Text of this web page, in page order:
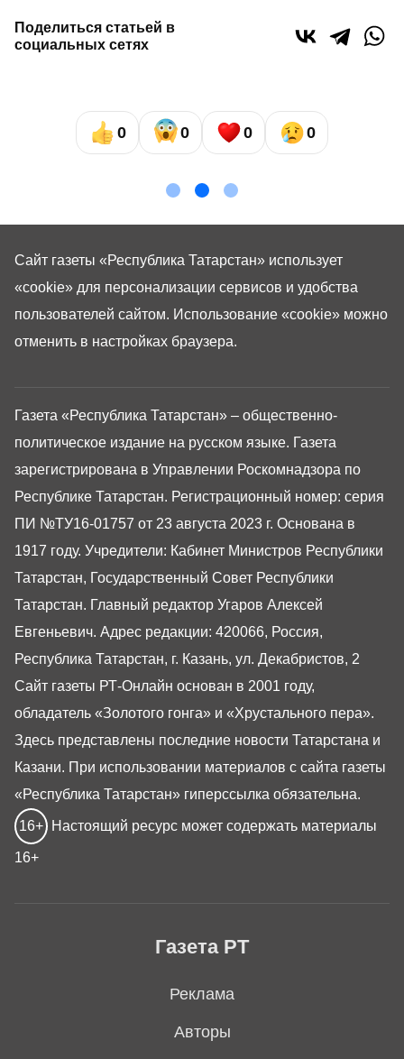
Поделиться статьей в
социальных сетях
0 0 0 0
Газета РТ
Реклама
Авторы
Газета «Республика Татарстан» – общественно-
политическое издание на русском языке. Газета
зарегистрирована в Управлении Роскомнадзора по
Республике Татарстан. Регистрационный номер: серия
ПИ №ТУ16-01757 от 23 августа 2023 г. Основана в
1917 году. Учредители: Кабинет Министров Республики
Татарстан, Государственный Совет Республики
Татарстан. Главный редактор Угаров Алексей
Евгеньевич. Адрес редакции: 420066, Россия,
Республика Татарстан, г. Казань, ул. Декабристов, 2
Сайт газеты РТ-Онлайн основан в 2001 году,
обладатель «Золотого гонга» и «Хрустального пера».
Здесь представлены последние новости Татарстана и
Казани. При использовании материалов с сайта газеты
«Республика Татарстан» гиперссылка обязательна.
16+ Настоящий ресурс может содержать материалы
16+
Сайт газеты «Республика Татарстан» использует
«cookie» для персонализации сервисов и удобства
пользователей сайтом. Использование «cookie» можно
отменить в настройках браузера.